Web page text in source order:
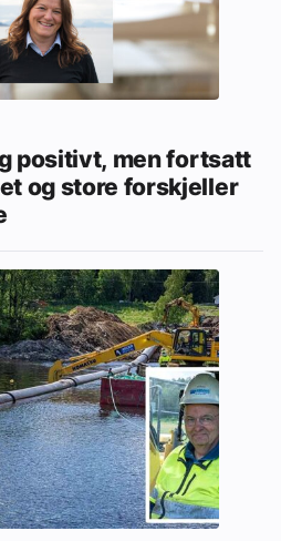
positivt, men fortsatt
og store forskjeller